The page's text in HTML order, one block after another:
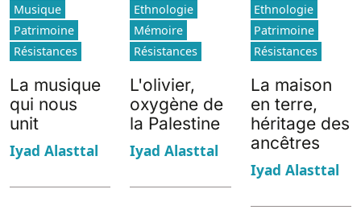
Musique
Patrimoine
Résistances
La musique
qui nous
unit
Iyad Alasttal
Ethnologie
Mémoire
Résistances
L'olivier,
oxygène de
la Palestine
Iyad Alasttal
Ethnologie
Patrimoine
Résistances
La maison
en terre,
héritage des
ancêtres
Iyad Alasttal